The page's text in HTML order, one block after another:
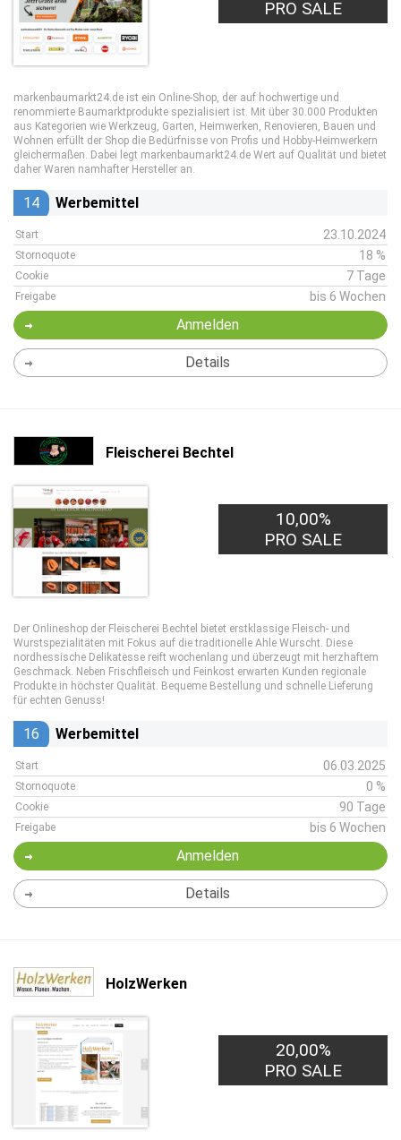
PRO SALE
markenbaumarkt24.de ist ein Online-Shop, der auf hochwertige und
renommierte Baumarktprodukte spezialisiert ist. Mit über 30.000 Produkten
aus Kategorien wie Werkzeug, Garten, Heimwerken, Renovieren, Bauen und
Wohnen erfüllt der Shop die Bedürfnisse von Profis und Hobby-Heimwerkern
gleichermaßen. Dabei legt markenbaumarkt24.de Wert auf Qualität und bietet
daher Waren namhafter Hersteller an.
14 Werbemittel
Start 23.10.2024
Stornoquote 18 %
Cookie 7 Tage
Freigabe bis 6 Wochen
Anmelden
Details
Fleischerei Bechtel
10,00%
PRO SALE
Der Onlineshop der Fleischerei Bechtel bietet erstklassige Fleisch- und
Wurstspezialitäten mit Fokus auf die traditionelle Ahle Wurscht. Diese
nordhessische Delikatesse reift wochenlang und überzeugt mit herzhaftem
Geschmack. Neben Frischfleisch und Feinkost erwarten Kunden regionale
Produkte in höchster Qualität. Bequeme Bestellung und schnelle Lieferung
für echten Genuss!
16 Werbemittel
Start 06.03.2025
Stornoquote 0 %
Cookie 90 Tage
Freigabe bis 6 Wochen
Anmelden
Details
HolzWerken
20,00%
PRO SALE